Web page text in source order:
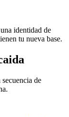
identidad de
tu nueva base.
de